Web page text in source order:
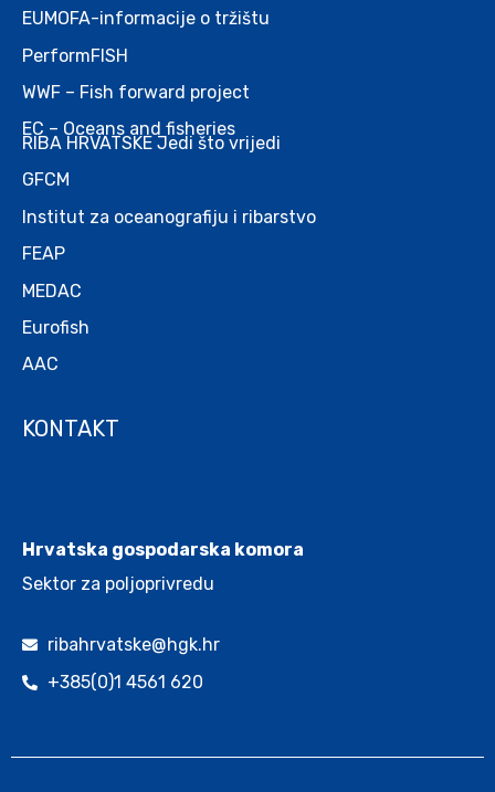
EUMOFA-informacije o tržištu
PerformFISH
WWF – Fish forward project
EC – Oceans and fisheries
RIBA HRVATSKE Jedi što vrijedi
GFCM
Institut za oceanografiju i ribarstvo
FEAP
MEDAC
Eurofish
AAC
KONTAKT
Hrvatska gospodarska komora
Sektor za poljoprivredu
ribahrvatske@hgk.hr
+385(0)1 4561 620